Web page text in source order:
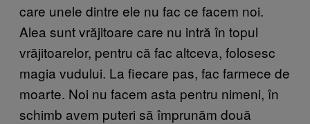
care unele dintre ele nu fac ce facem noi.
Alea sunt vrăjitoare care nu intră în topul
vrăjitoarelor, pentru că fac altceva, folosesc
magia vudului. La fiecare pas, fac farmece de
moarte. Noi nu facem asta pentru nimeni, în
schimb avem puteri să împrunăm două